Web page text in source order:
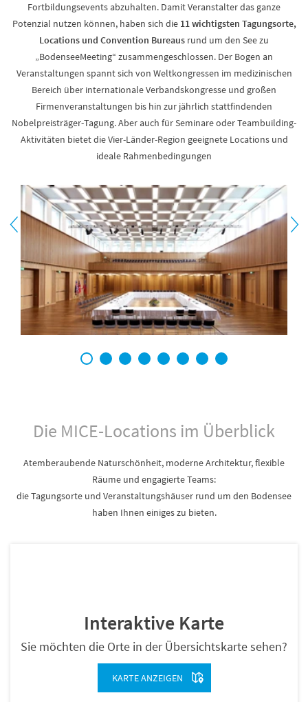
Fortbildungsevents abzuhalten. Damit Veranstalter das ganze
Potenzial nutzen können, haben sich die 11 wichtigsten Tagungsorte,
Locations und Convention Bureaus rund um den See zu
„BodenseeMeeting“ zusammengeschlossen. Der Bogen an
Veranstaltungen spannt sich von Weltkongressen im medizinischen
Bereich über internationale Verbandskongresse und großen
Firmenveranstaltungen bis hin zur jährlich stattfindenden
Nobelpreisträger-Tagung. Aber auch für Seminare oder Teambuilding-
Aktivitäten bietet die Vier-Länder-Region geeignete Locations und
ideale Rahmenbedingungen
1 2 3 4 5 6 7 8
Die MICE-Locations im Überblick
Atemberaubende Naturschönheit, moderne Architektur, flexible
Räume und engagierte Teams:
die Tagungsorte und Veranstaltungshäuser rund um den Bodensee
haben Ihnen einiges zu bieten.
Interaktive Karte
Sie möchten die Orte in der Übersichtskarte sehen?
KARTE ANZEIGEN